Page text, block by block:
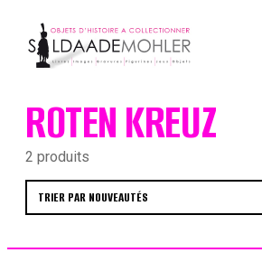
content
ROTEN KREUZ
2 produits